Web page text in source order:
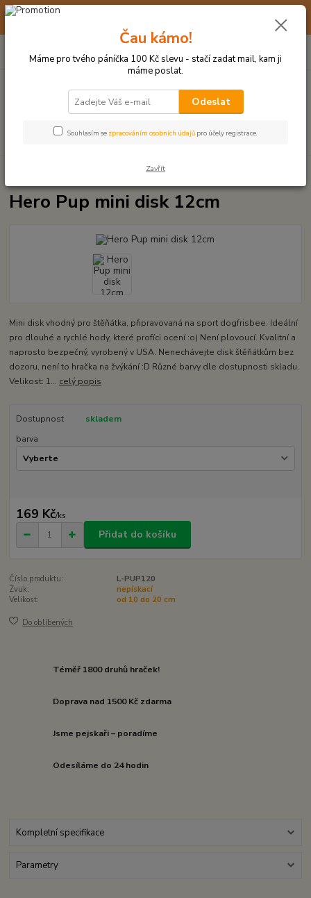
☀️ 10. - 14. SRPNA 2026 MÁME DOVOLENOU ☀️ OBJEDNÁVKY
Hledat
po–pá: 9–17 hod.
za0 Kč
MÍČKY, APORTY, TALÍŘE, HÁZEČE
Hero Pup mini disk 12cm
Mini disk vhodný pro štěňátka, připravovaná na sport dogfrisbee. Ideální
pro dlouhé a rychlé hody, které profíci ocení :o) Není plovoucí. Kvalitní a
naprosto bezpečný, vyrobený v USA. Nenechávejte disk štěňátkům bez
dozoru, není to hračka na žvýkání :D Různé barvy dle dostupnosti skladu.
Velikost: 1... celý popis
Dostupnost
skladem
barva
169 Kč/ks
Přidat do košíku
Číslo produktu:
L-PUP120
Zvuk:
nepískací
Velikost:
od 10 do 20 cm
Do oblíbených
Téměř 1800 druhů hraček!
Doprava nad 1500 Kč zdarma
Jsme pejskaři – poradíme
Odesíláme do 24 hodin
Kompletní specifikace
Parametry
Čau kámo!
Máme pro tvého páníčka 100 Kč slevu - stačí zadat mail, kam ji
máme poslat.
Odeslat
Souhlasím se zpracováním osobních údajů pro účely registrace.
Zavřít